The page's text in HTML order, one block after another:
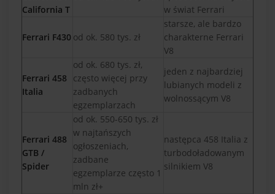
California T
w świat Ferrari
Ferrari F430 od ok. 580 tys. zł
starsze, ale bardzo
charakterne Ferrari
V8
Ferrari 458
Italia
od ok. 680 tys. zł,
często więcej przy
zadbanych
egzemplarzach
jeden z najbardziej
lubianych modeli z
wolnossącym V8
Ferrari 488
GTB /
Spider
od ok. 550-650 tys. zł
w najtańszych
ogłoszeniach,
zadbane
egzemplarze często 1
mln zł+
następca 458 Italia z
turbodoładowanym
silnikiem V8